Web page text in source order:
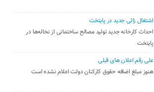
اشتغال زائی جدید در پایتخت
احداث کارخانه جدید تولید مصالح ساختمانی از نخاله‌ها در
پایتخت
علی رقم اعلان های قبلی
هنوز مبلغ اضافه حقوق کارکنان دولت اعلام نشده است